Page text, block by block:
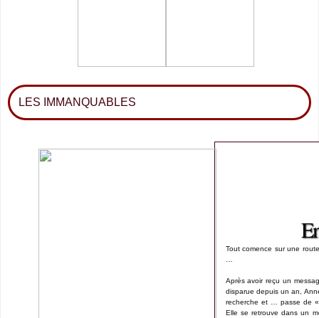
LES IMMANQUABLES
Tout comence sur une
Après avoir reçu un
disparue depuis un an,
recherche et … passe de «
Elle se retrouve dans un